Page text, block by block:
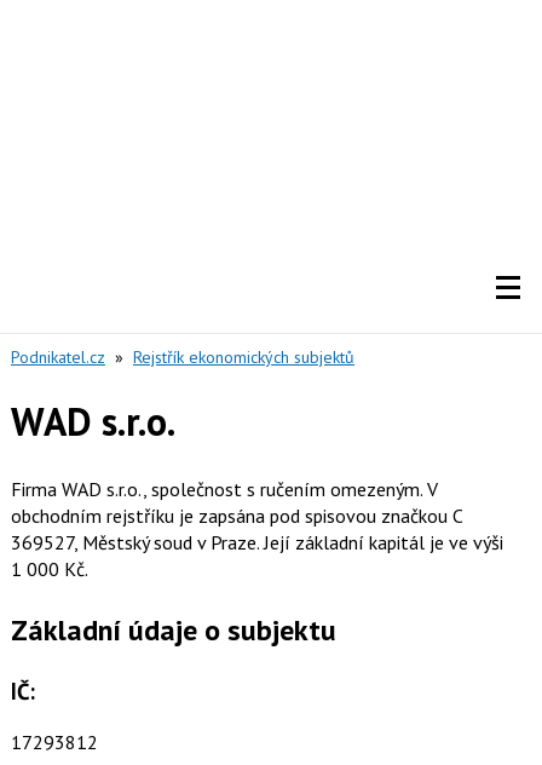
Podnikatel.cz » Rejstřík ekonomických subjektů
WAD s.r.o.
Firma WAD s.r.o., společnost s ručením omezeným. V
obchodním rejstříku je zapsána pod spisovou značkou C
369527, Městský soud v Praze. Její základní kapitál je ve výši
1 000 Kč.
Základní údaje o subjektu
IČ:
17293812